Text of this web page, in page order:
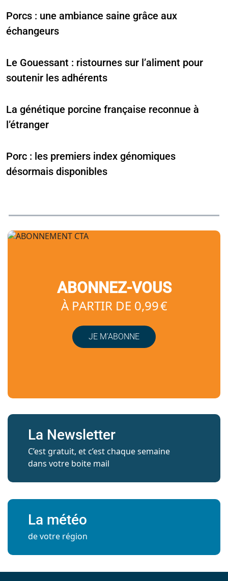
Porcs : une ambiance saine grâce aux
échangeurs
Le Gouessant : ristournes sur l’aliment pour
soutenir les adhérents
La génétique porcine française reconnue à
l’étranger
Porc : les premiers index génomiques
désormais disponibles
ABONNEZ-VOUS
À PARTIR DE 0,99 €
JE M’ABONNE
La Newsletter
C’est gratuit, et c’est chaque semaine
dans votre boite mail
La météo
de votre région